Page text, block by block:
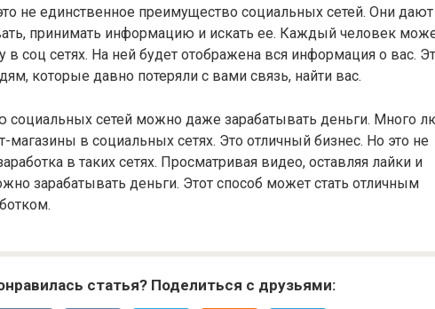
не единственное преимущество социальных сетей. Они
принимать информацию и искать ее. Каждый человек
в соц сетях. На ней будет отображена вся информация о вас.
которые давно потеряли с вами связь, найти вас.
социальных сетей можно даже зарабатывать деньги. Много
магазины в социальных сетях. Это отличный бизнес. Но это не
в таких сетях. Просматривая видео, оставляя лайки и
зарабатывать деньги. Этот способ может стать отличным
статья? Поделиться с друзьями: